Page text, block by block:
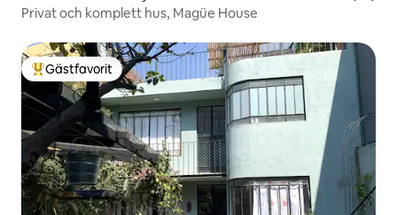
Privat och komplett hus, Magüe House
Populär gästfavorit
Gästfavorit